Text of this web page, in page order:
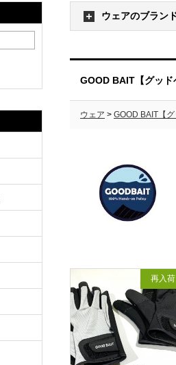
ウェアのブラン
GOOD BAIT【グッ
ウェア > GOOD BAIT【グ
再入荷